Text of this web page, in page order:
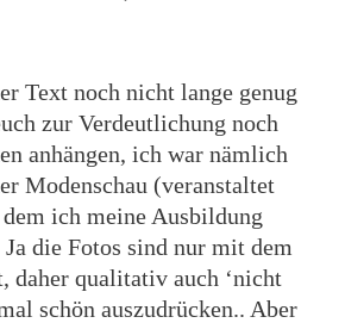
Text noch nicht lange genug
zur Verdeutlichung noch
anhängen, ich war nämlich
Modenschau (veranstaltet
ich meine Ausbildung
Ja die Fotos sind nur mit dem
daher qualitativ auch ‘nicht
schön auszudrücken.. Aber